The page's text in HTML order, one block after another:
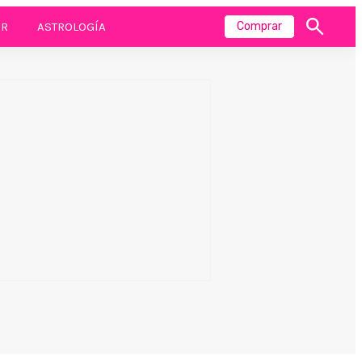
ASTROLOGÍA Comprar
Mostrar